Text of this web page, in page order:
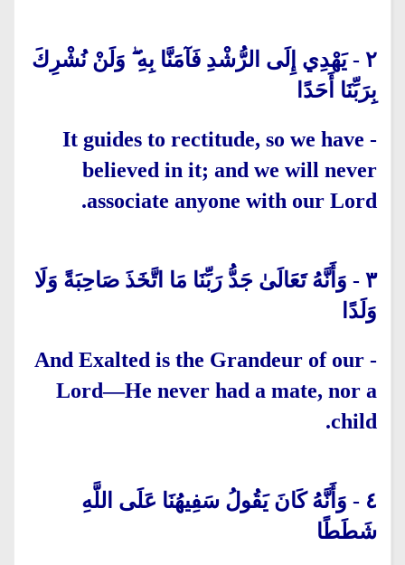
٢ -يَهْدِي إِلَى الرُّشْدِ فَآمَنَّا بِهِ ۖ وَلَنْ نُشْرِكَ
بِرَبِّنَا أَحَدًا
-
It guides to rectitude, so we have
believed in it; and we will never
associate anyone with our Lord.
٣ - وَأَنَّهُ تَعَالَىٰ جَدُّ رَبِّنَا مَا اتَّخَذَ صَاحِبَةً وَلَا
وَلَدًا
-
And Exalted is the Grandeur of our
Lord—He never had a mate, nor a
child.
٤ - وَأَنَّهُ كَانَ يَقُولُ سَفِيهُنَا عَلَى اللَّهِ
شَطَطًا